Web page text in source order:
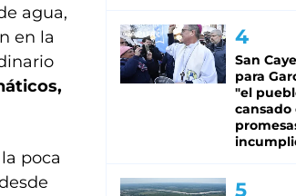
agua,
en la
poca
San
para
"el
cansado